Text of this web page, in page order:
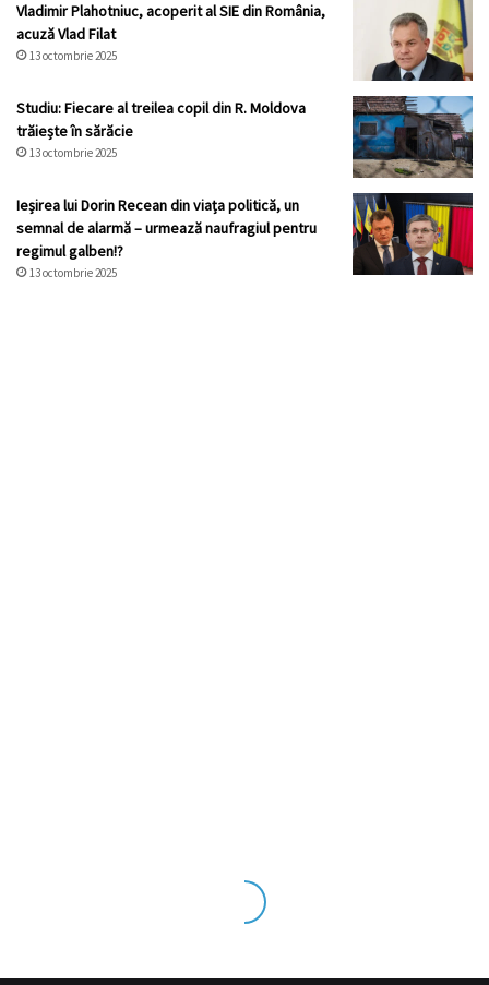
Vladimir Plahotniuc, acoperit al SIE din România,
acuză Vlad Filat
13 octombrie 2025
Studiu: Fiecare al treilea copil din R. Moldova
trăiește în sărăcie
13 octombrie 2025
Ieșirea lui Dorin Recean din viața politică, un
semnal de alarmă – urmează naufragiul pentru
regimul galben!?
13 octombrie 2025